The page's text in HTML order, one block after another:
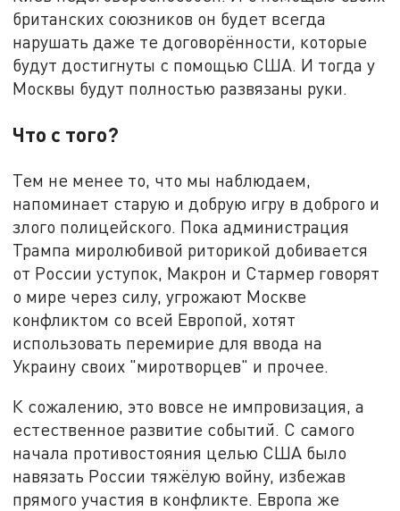
британских союзников он будет всегда
нарушать даже те договорённости, которые
будут достигнуты с помощью США. И тогда у
Москвы будут полностью развязаны руки.
Что с того?
Тем не менее то, что мы наблюдаем,
напоминает старую и добрую игру в доброго и
злого полицейского. Пока администрация
Трампа миролюбивой риторикой добивается
от России уступок, Макрон и Стармер говорят
о мире через силу, угрожают Москве
конфликтом со всей Европой, хотят
использовать перемирие для ввода на
Украину своих "миротворцев" и прочее.
К сожалению, это вовсе не импровизация, а
естественное развитие событий. С самого
начала противостояния целью США было
навязать России тяжёлую войну, избежав
прямого участия в конфликте. Европа же